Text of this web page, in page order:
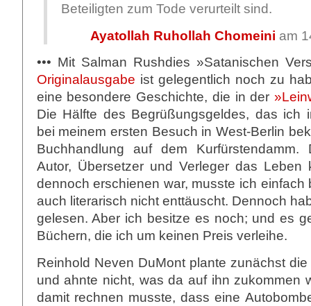
Beteiligten zum Tode verurteilt sind.
Ayatollah Ruhollah Chomeini am
••• Mit Salman Rushdies »Satanischen
Originalausgabe ist gelegentlich noch zu
eine besondere Geschichte, die in der
Die Hälfte des Begrüßungsgeldes, das ich
bei meinem ersten Besuch in West-Berlin
Buchhandlung auf dem
Autor, Übersetzer und Verleger das Leben
dennoch erschienen war, musste ich einfach
auch literarisch nicht enttäuscht. Dennoch
gelesen. Aber ich besitze es noch; und es
Büchern, die ich um keinen Preis verleihe.
Reinhold Neven DuMont plante zunächst
und ahnte nicht, was da auf ihn zukommen
damit rechnen musste, dass eine